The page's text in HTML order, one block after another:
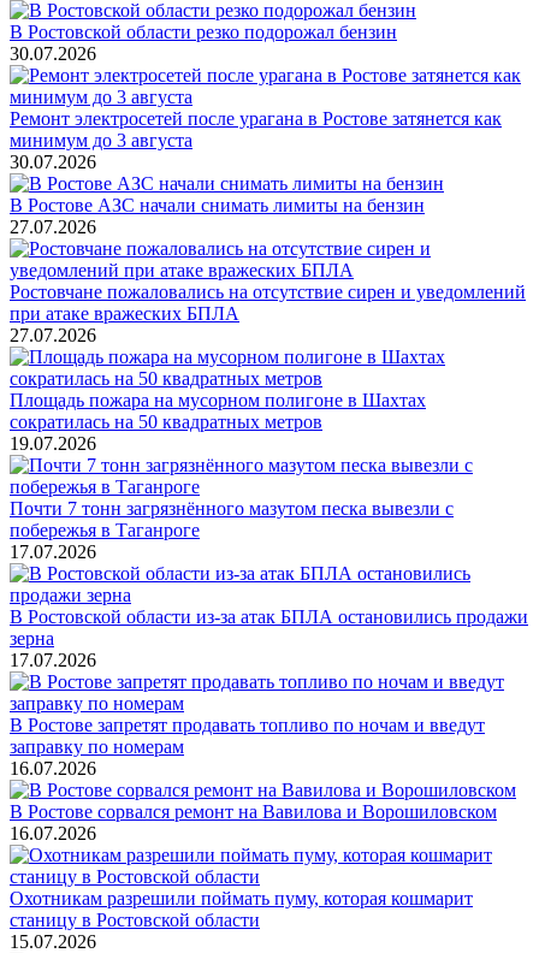
В Ростовской области резко подорожал бензин
30.07.2026
Ремонт электросетей после урагана в Ростове затянется как
минимум до 3 августа
30.07.2026
В Ростове АЗС начали снимать лимиты на бензин
27.07.2026
Ростовчане пожаловались на отсутствие сирен и уведомлений
при атаке вражеских БПЛА
27.07.2026
Площадь пожара на мусорном полигоне в Шахтах
сократилась на 50 квадратных метров
19.07.2026
Почти 7 тонн загрязнённого мазутом песка вывезли с
побережья в Таганроге
17.07.2026
В Ростовской области из-за атак БПЛА остановились продажи
зерна
17.07.2026
В Ростове запретят продавать топливо по ночам и введут
заправку по номерам
16.07.2026
В Ростове сорвался ремонт на Вавилова и Ворошиловском
16.07.2026
Охотникам разрешили поймать пуму, которая кошмарит
станицу в Ростовской области
15.07.2026